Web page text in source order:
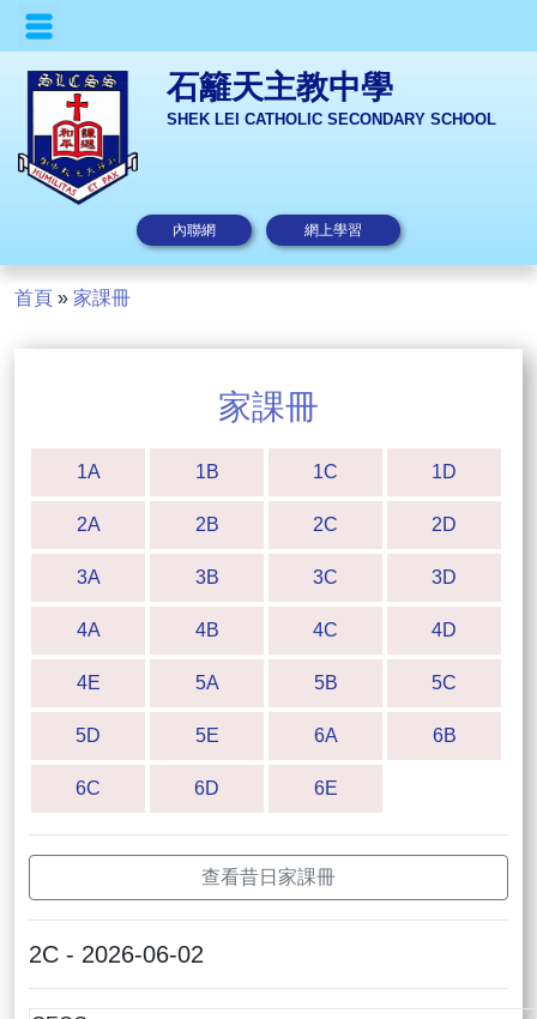
石籬天主教中學
SHEK LEI CATHOLIC SECONDARY SCHOOL
內聯網 網上學習
首頁 » 家課冊
家課冊
1A 1B 1C 1D
2A 2B 2C 2D
3A 3B 3C 3D
4A 4B 4C 4D
4E 5A 5B 5C
5D 5E 6A 6B
6C 6D 6E
查看昔日家課冊
2C - 2026-06-02